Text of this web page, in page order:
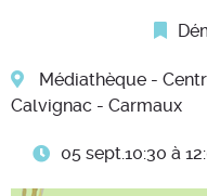
Médiathèque -
Calvignac - Carmaux
05 sept. 10:30 à